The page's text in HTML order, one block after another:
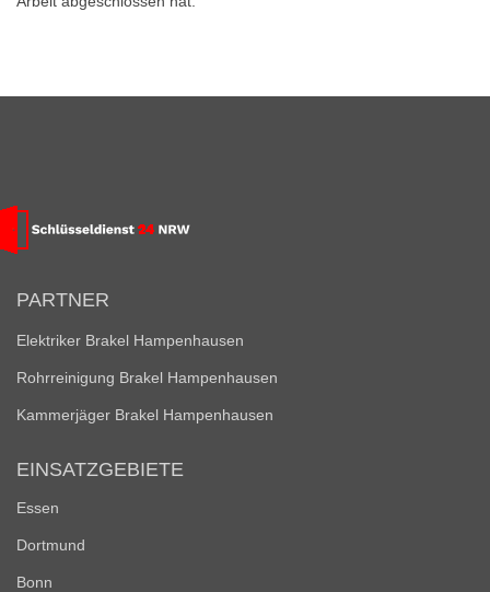
PARTNER
Elektriker Brakel Hampenhausen
Rohrreinigung Brakel Hampenhausen
Kammerjäger Brakel Hampenhausen
EINSATZGEBIETE
Essen
Dortmund
Bonn